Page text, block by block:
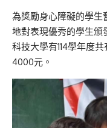
為獎勵身心障礙的學生
地對表現優秀的學生頒
科技大學有114學年度
4000元。